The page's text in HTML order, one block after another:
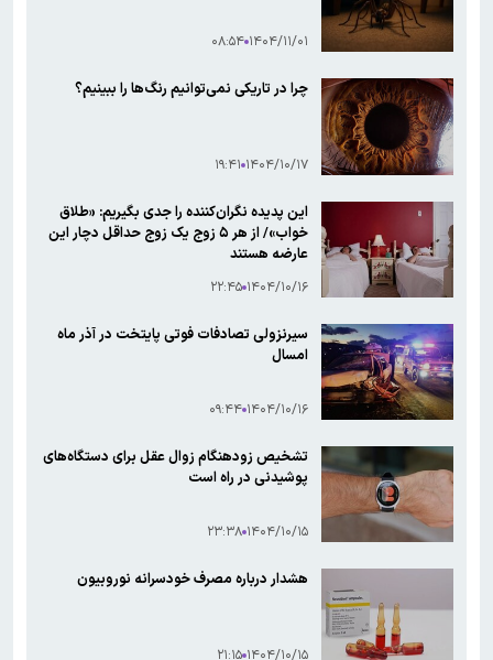
۱۴۰۴/۱۱/۰۱ ۰۸:۵۴
چرا در تاریکی نمی‌توانیم رنگ‌ها را ببینیم؟
۱۴۰۴/۱۰/۱۷ ۱۹:۴۱
این پدیده نگران‌کننده را جدی بگیریم: «طلاق
خواب»/ از هر ۵ زوج یک زوج حداقل دچار این
عارضه هستند
۱۴۰۴/۱۰/۱۶ ۲۲:۴۵
سیرنزولی تصادفات فوتی پایتخت در آذر ماه
امسال
۱۴۰۴/۱۰/۱۶ ۰۹:۴۴
تشخیص زودهنگام زوال عقل برای دستگاه‌های
پوشیدنی در راه است
۱۴۰۴/۱۰/۱۵ ۲۳:۳۸
هشدار درباره مصرف خودسرانه نوروبیون
۱۴۰۴/۱۰/۱۵ ۲۱:۱۵